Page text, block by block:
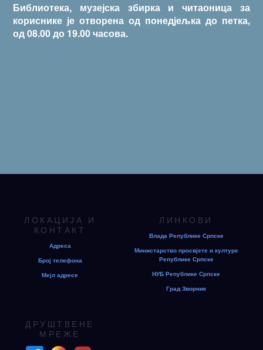
Библиотека, музејска збирка и читаоница за
кориснике је отворена од понедјељка до петка,
од 08.00 до 19.00 часова.
ЛОКАЦИЈА И
КОНТАКТ
Адреса
Број телефона
Мејл адресе
ЛИНКОВИ
Влада Републике Српске
Министарство просвјете и културе
Републике Српске
НУБ Републике Српске
Град Зворник
ДРУШТВЕНЕ
МРЕЖЕ